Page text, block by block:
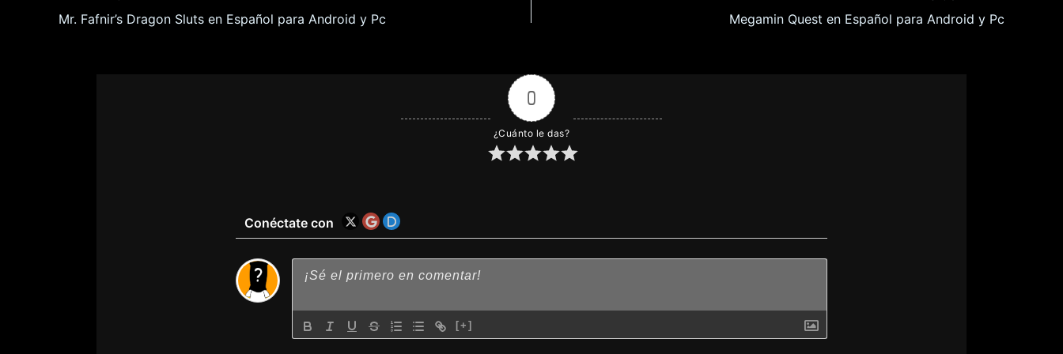
Mr. Fafnir’s Dragon Sluts en Español para Android y Pc Megamin Quest en Español para Android y Pc
0
¿Cuánto le das?
Conéctate con
[+]